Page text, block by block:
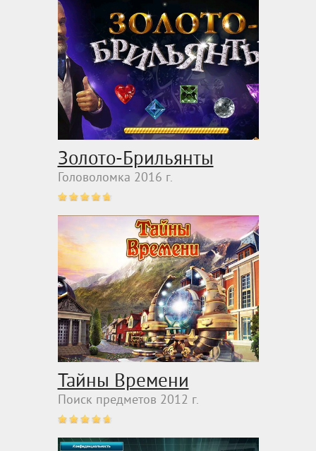
Золото-Брильянты
Головоломка 2016 г.
Тайны Времени
Поиск предметов 2012 г.